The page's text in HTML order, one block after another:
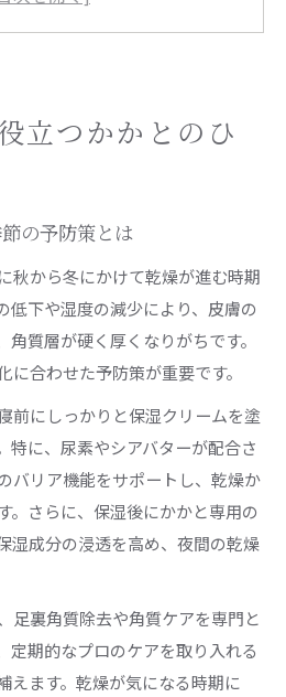
質ケアの選び方ポイント
心できるかかとケア体験
対策に適したケアサービス
で失敗しないサロン比較術
て予防を実感しよう
続がひび割れ予防の鍵に
湿クリームの選び方と塗り方
護ケアで乾燥知らずの足元へ
かと保湿のタイミングとコツ
を防ぐための保湿習慣作り
とのひび割れ予防方法
ぎずに整えるセルフケア
改善へ保湿と角質ケア両立
立つかかとのひ
の予防策とは
秋から冬にかけて乾燥が進む時期
低下や湿度の減少により、皮膚の
質層が硬く厚くなりがちです。
合わせた予防策が重要です。
前にしっかりと保湿クリームを塗
特に、尿素やシアバターが配合さ
バリア機能をサポートし、乾燥か
。さらに、保湿後にかかと専用の
湿成分の浸透を高め、夜間の乾燥
足裏角質除去や角質ケアを専門と
定期的なプロのケアを取り入れる
えます。乾燥が気になる時期に